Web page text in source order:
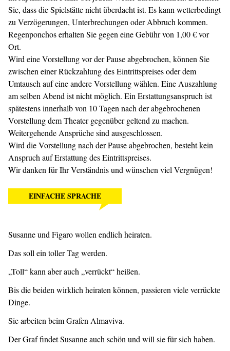
Sie, dass die Spielstätte nicht überdacht ist. Es kann wetterbedingt
zu Verzögerungen, Unterbrechungen oder Abbruch kommen.
Regenponchos erhalten Sie gegen eine Gebühr von 1,00 € vor
Ort.
Wird eine Vorstellung vor der Pause abgebrochen, können Sie
zwischen einer Rückzahlung des Eintrittspreises oder dem
Umtausch auf eine andere Vorstellung wählen. Eine Auszahlung
am selben Abend ist nicht möglich. Ein Erstattungsanspruch ist
spätestens innerhalb von 10 Tagen nach der abgebrochenen
Vorstellung dem Theater gegenüber geltend zu machen.
Weitergehende Ansprüche sind ausgeschlossen.
Wird die Vorstellung nach der Pause abgebrochen, besteht kein
Anspruch auf Erstattung des Eintrittspreises.
Wir danken für Ihr Verständnis und wünschen viel Vergnügen!
EINFACHE SPRACHE
Susanne und Figaro wollen endlich heiraten.
Das soll ein toller Tag werden.
„Toll“ kann aber auch „verrückt“ heißen.
Bis die beiden wirklich heiraten können, passieren viele verrückte
Dinge.
Sie arbeiten beim Grafen Almaviva.
Der Graf findet Susanne auch schön und will sie für sich haben.